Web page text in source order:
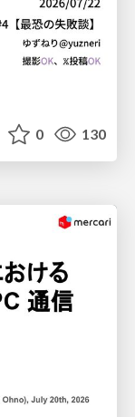
0 130